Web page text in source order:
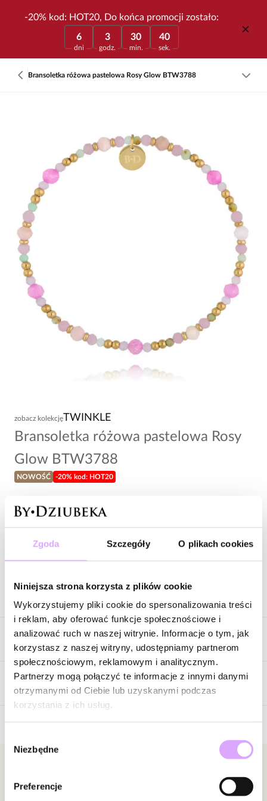
Zgoda Szczegóły O plikach cookies
Niniejsza strona korzysta z plików cookie
Wykorzystujemy pliki cookie do spersonalizowania treści
i reklam, aby oferować funkcje społecznościowe i
analizować ruch w naszej witrynie. Informacje o tym, jak
korzystasz z naszej witryny, udostępniamy partnerom
społecznościowym, reklamowym i analitycznym.
Partnerzy mogą połączyć te informacje z innymi danymi
otrzymanymi od Ciebie lub uzyskanymi podczas
korzystania z ich usług.
zgody
Niezbędne
Preferencje
-20% kod: HOT20, Do końca promocji zostało:
6
dni
3
godz.
30
min.
40
sek.
Bransoletka różowa pastelowa Rosy Glow BTW3788
zobacz kolekcjęTWINKLE
Bransoletka różowa pastelowa Rosy
Glow BTW3788
NOWOŚĆ -20% kod: HOT20
64,00 zł
Opis produktu
Kolorowa, pełna lekkości i inspirowana beztroską letnich dni. Ta
bransoletka łączy pastelowe kamienie w odcieniach różu, mięty,
lawendy i kremowej bieli ze złotymi akcentami, tworząc
harmonijną kompozycję pełną świeżości i pozytywnej energii.
Intensywnie różowe kamienie stanowią efektowny akcent, który
nadaje całości wyjątkowego charakteru.
Połączenie delikatnych barw z ciepłym blaskiem złota sprawia, że
biżuteria przyciąga uwagę subtelną grą kolorów. Każdy element
tworzy spójną całość, przypominającą letni bukiet pełen kwiatów
To model idealny dla kobiet, które lubią dodatki pełne życia i
Cechy produktu
Różowy
Kolor metalu złoty
Opinie
Jeszcze nikt nie ocenił tego produktu.
produkcie!
Bądź na bieżąco z nowościami i promocjami!